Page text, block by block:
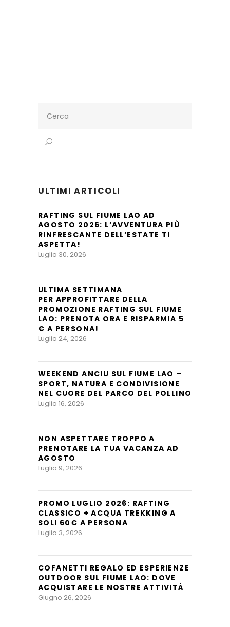
for:
ULTIMI ARTICOLI
RAFTING SUL FIUME LAO AD
AGOSTO 2026: L’AVVENTURA PIÙ
RINFRESCANTE DELL’ESTATE TI
ASPETTA!
Luglio 30, 2026
ULTIMA SETTIMANA
PER APPROFITTARE DELLA
PROMOZIONE RAFTING SUL FIUME
LAO: PRENOTA ORA E RISPARMIA 5
€ A PERSONA!
Luglio 24, 2026
WEEKEND ANCIU SUL FIUME LAO –
SPORT, NATURA E CONDIVISIONE
NEL CUORE DEL PARCO DEL POLLINO
Luglio 16, 2026
NON ASPETTARE TROPPO A
PRENOTARE LA TUA VACANZA AD
AGOSTO
Luglio 9, 2026
PROMO LUGLIO 2026: RAFTING
CLASSICO + ACQUA TREKKING A
SOLI 60€ A PERSONA
Luglio 3, 2026
COFANETTI REGALO ED ESPERIENZE
OUTDOOR SUL FIUME LAO: DOVE
ACQUISTARE LE NOSTRE ATTIVITÀ
Giugno 26, 2026